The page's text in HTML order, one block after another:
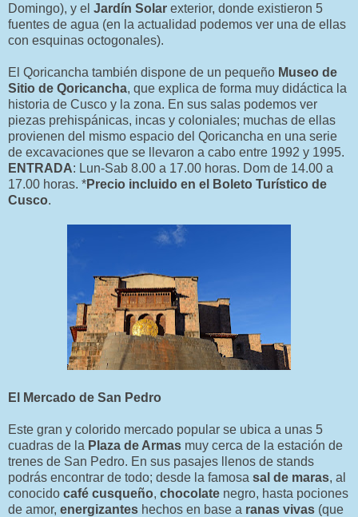
Domingo), y el Jardín Solar exterior, donde existieron 5
fuentes de agua (en la actualidad podemos ver una de ellas
con esquinas octogonales).
El Qoricancha también dispone de un pequeño Museo de
Sitio de Qoricancha, que explica de forma muy didáctica la
historia de Cusco y la zona. En sus salas podemos ver
piezas prehispánicas, incas y coloniales; muchas de ellas
provienen del mismo espacio del Qoricancha en una serie
de excavaciones que se llevaron a cabo entre 1992 y 1995.
ENTRADA: Lun-Sab 8.00 a 17.00 horas. Dom de 14.00 a
17.00 horas. *Precio incluido en el Boleto Turístico de
Cusco.
El Mercado de San Pedro
Este gran y colorido mercado popular se ubica a unas 5
cuadras de la Plaza de Armas muy cerca de la estación de
trenes de San Pedro. En sus pasajes llenos de stands
podrás encontrar de todo; desde la famosa sal de maras, al
conocido café cusqueño, chocolate negro, hasta pociones
de amor, energizantes hechos en base a ranas vivas (que